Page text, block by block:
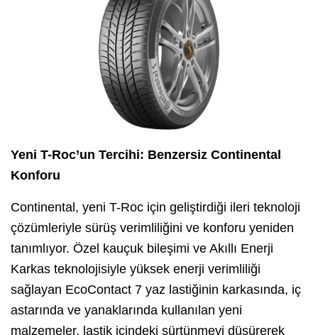
Yeni T-Roc’un Tercihi: Benzersiz Continental
Konforu
Continental, yeni T-Roc için geliştirdiği ileri teknoloji
çözümleriyle sürüş verimliliğini ve konforu yeniden
tanımlıyor. Özel kauçuk bileşimi ve Akıllı Enerji
Karkas teknolojisiyle yüksek enerji verimliliği
sağlayan EcoContact 7 yaz lastiğinin karkasında, iç
astarında ve yanaklarında kullanılan yeni
malzemeler, lastik içindeki sürtünmeyi düşürerek